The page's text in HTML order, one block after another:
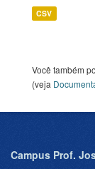
CSV
Você também
(veja
Campus Prof.